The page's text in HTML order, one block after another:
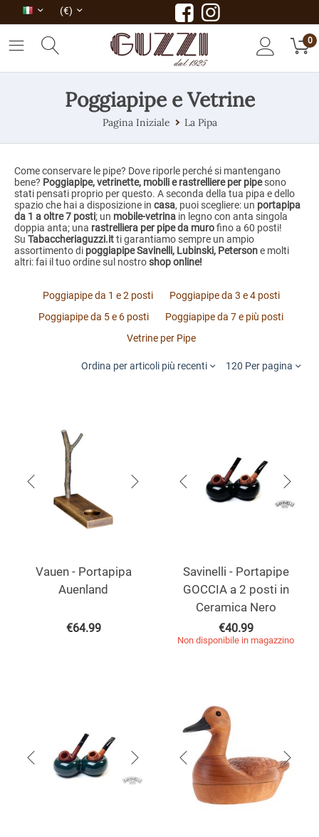
(€)
0
Poggiapipe e Vetrine
Pagina Iniziale La Pipa
Come conservare le pipe? Dove riporle perché si mantengano
bene? Poggiapipe, vetrinette, mobili e rastrelliere per pipesono
stati pensati proprio per questo. A seconda della tua pipa e dello
spazio che hai a disposizione in casa, puoi scegliere: un portapipa
da 1 a oltre 7 posti; un mobile-vetrina in legno con anta singola
doppia anta; una rastrelliera per pipe da murofino a 60 posti!
Su Tabaccheriaguzzi.itti garantiamo sempre un ampio
assortimento di poggiapipe Savinelli, Lubinski, Petersone molti
altri: fai il tuo ordine sul nostroshop online!
Poggiapipe da 1 e 2 posti
Poggiapipe da 3 e 4 posti
Poggiapipe da 5 e 6 posti
Poggiapipe da 7 e più posti
Vetrine per Pipe
Ordina per articoli più recenti 120 Per pagina
Vauen - Portapipa
Auenland
€64.99
Savinelli - Portapipe
GOCCIA a 2 posti in
Ceramica Nero
€40.99
Non disponibile in magazzino